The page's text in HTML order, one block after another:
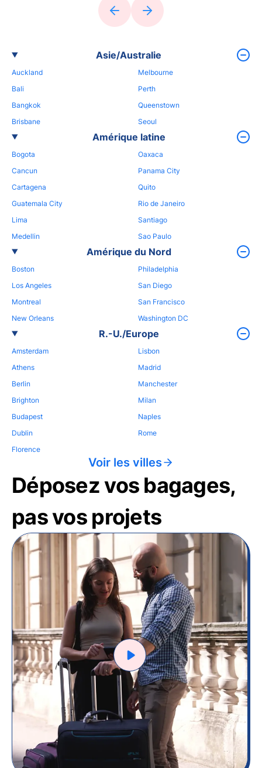
Asie/Australie
Auckland
Bali
Bangkok
Brisbane
Melbourne
Perth
Queenstown
Seoul
Amérique latine
Bogota
Cancun
Cartagena
Guatemala City
Lima
Medellin
Oaxaca
Panama City
Quito
Rio de Janeiro
Santiago
Sao Paulo
Amérique du Nord
Boston
Los Angeles
Montreal
New Orleans
Philadelphia
San Diego
San Francisco
Washington DC
R.-U./Europe
Amsterdam
Athens
Berlin
Brighton
Budapest
Dublin
Florence
Lisbon
Madrid
Manchester
Milan
Naples
Rome
Voir les villes
Déposez vos bagages,
pas vos projets